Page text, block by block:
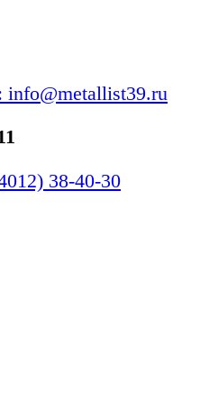
info@metallist39.ru
38-40-30